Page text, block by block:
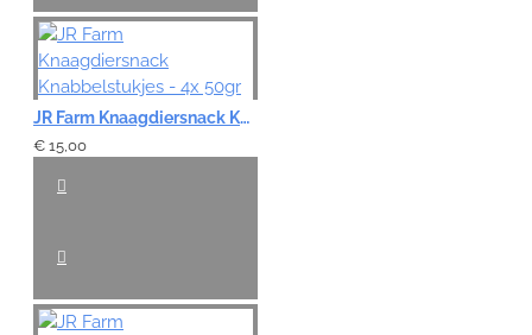
JR Farm Knaagdiersnack Knabbelstukjes - 4x 50gr
€ 15,00